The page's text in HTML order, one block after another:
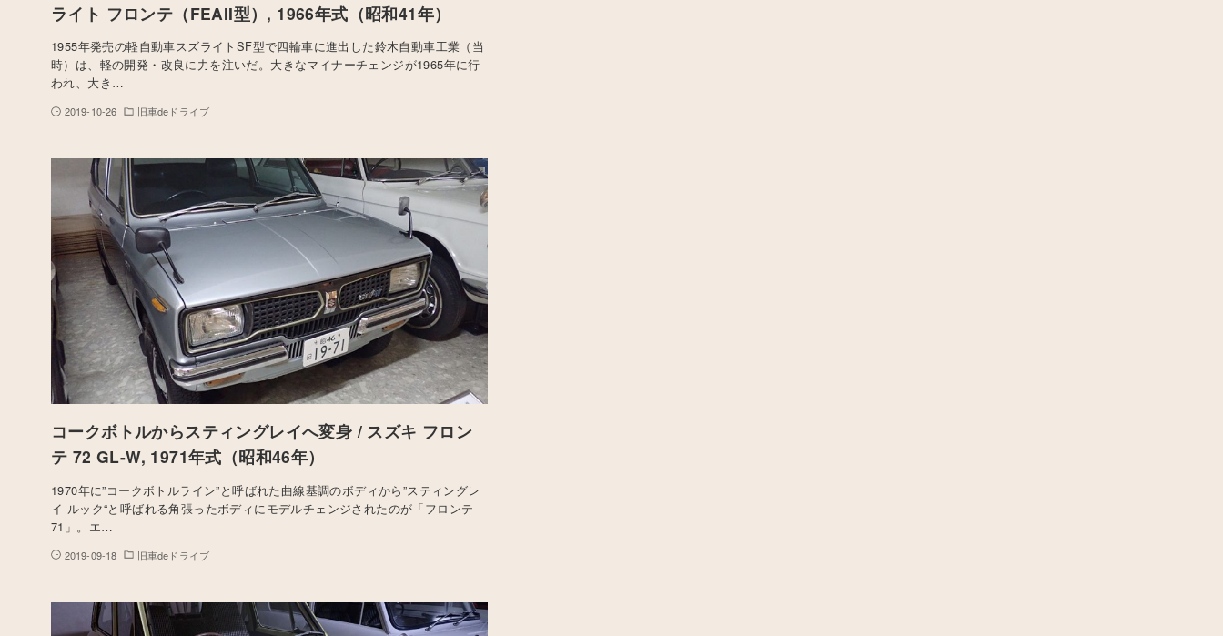
ライト フロンテ（FEAII型）, 1966年式（昭和41年）
1955年発売の軽自動車スズライトSF型で四輪車に進出した鈴木自動車工業（当
時）は、軽の開発・改良に力を注いだ。大きなマイナーチェンジが1965年に行
われ、大き…
2019-10-26 旧車deドライブ
コークボトルからスティングレイへ変身 / スズキ フロン
テ 72 GL-W, 1971年式（昭和46年）
1970年に”コークボトルライン”と呼ばれた曲線基調のボディから”スティングレ
イ ルック“と呼ばれる角張ったボディにモデルチェンジされたのが「フロンテ
71」。エ…
2019-09-18 旧車deドライブ